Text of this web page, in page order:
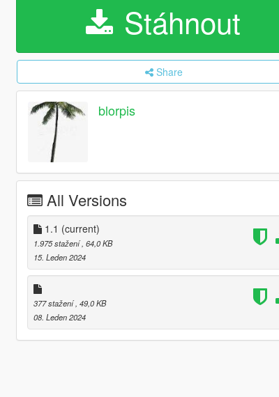
Stáhnout
Share
blorpis
All Versions
1.1 (current)
1.975 stažení , 64,0 KB
15. Leden 2024
377 stažení , 49,0 KB
08. Leden 2024